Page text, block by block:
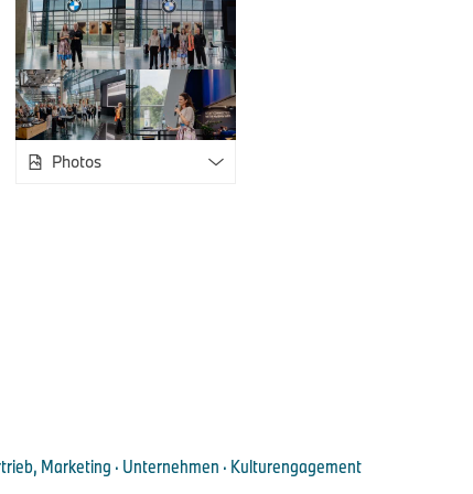
BMW Welt Young Photo Awards zu sein“, so Sandra
Die Jury des BMW Welt Young Photo Awards bestand aus
Stefan Huber (Galerist Leica Gallerie München), Karin
Euro dotierten zweitägigen Shootings für die kommende
Photos
Marketing · Unternehmen · Kulturengagement